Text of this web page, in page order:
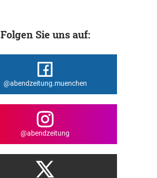
Folgen Sie uns auf:
@abendzeitung.muenchen
@abendzeitung